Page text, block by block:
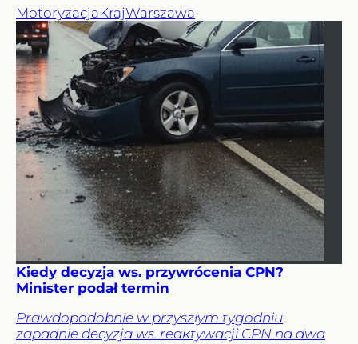
MotoryzacjaKrajWarszawa
Kiedy decyzja ws. przywrócenia CPN?
Minister podał termin
Prawdopodobnie w przyszłym tygodniu
zapadnie decyzja ws. reaktywacji CPN na dwa